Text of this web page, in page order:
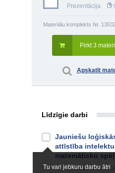
Prezentācija
Materiālu komplekts Nr.
Pirkt 3
Apskatīt
Līdzīgie darbi
Tu vari jebkuru darbu ātri
Jauniešu
attīstība
matemātisko
Prezentācija